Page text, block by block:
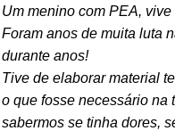
Um menino com PEA,
Foram anos de muita luta
durante anos!
Tive de elaborar material
o que fosse necessário na
sabermos se tinha dores,